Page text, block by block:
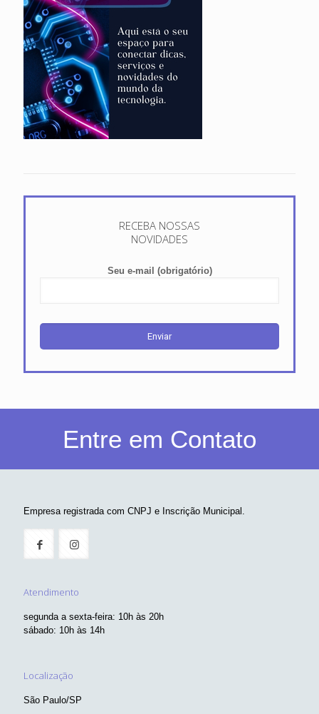
RECEBA NOSSAS
NOVIDADES
Seu e-mail (obrigatório)
Entre em Contato
Empresa registrada com CNPJ e Inscrição Municipal.
Atendimento
segunda a sexta-feira: 10h às 20h
sábado: 10h às 14h
Localização
São Paulo/SP